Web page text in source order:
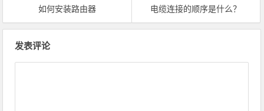
如何安装路由器
电缆连接的顺序是什么？
发表评论